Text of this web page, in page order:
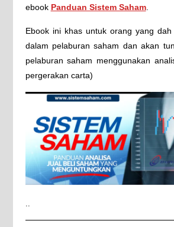
ebook Panduan Sistem Saham.
Ebook ini khas untuk orang yang
dalam pelaburan saham dan akan
pelaburan saham menggunakan
pergerakan carta)
..